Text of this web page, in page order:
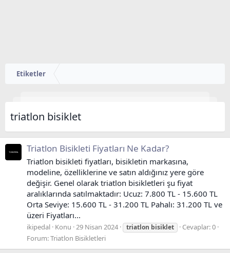
Etiketler
triatlon bisiklet
Triatlon Bisikleti Fiyatları Ne Kadar?
Triatlon bisikleti fiyatları, bisikletin markasına,
modeline, özelliklerine ve satın aldığınız yere göre
değişir. Genel olarak triatlon bisikletleri şu fiyat
aralıklarında satılmaktadır: Ucuz: 7.800 TL - 15.600 TL
Orta Seviye: 15.600 TL - 31.200 TL Pahalı: 31.200 TL ve
üzeri Fiyatları...
ikipedal Konu 29 Nisan 2024 triatlon bisiklet
Cevaplar: 0
Forum:Triatlon Bisikletleri